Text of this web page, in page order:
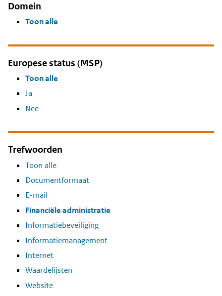
Domein
Toon alle
Europese status (MSP)
Toon alle
Ja
Nee
Trefwoorden
Toon alle
Documentformaat
E-mail
Financiële administratie
Informatiebeveiliging
Informatiemanagement
Internet
Waardelijsten
Website